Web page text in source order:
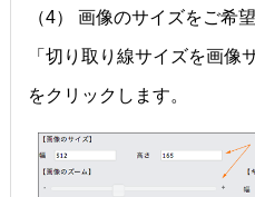
（4） 画像のサイズをご希
「切り取り線サイズを画像
をクリックします。